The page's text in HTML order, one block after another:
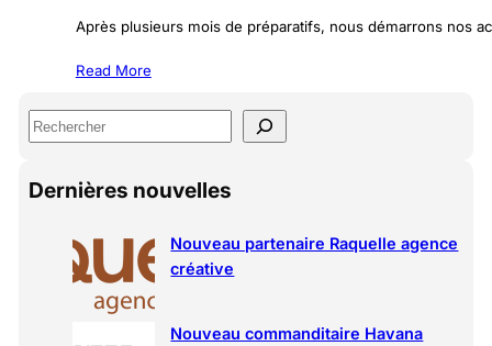
Après plusieurs mois de préparatifs, nous démarrons nos
Read More
S
e
Dernières nouvelles
Nouveau partenaire Raquelle agence
créative
Nouveau commanditaire Havana